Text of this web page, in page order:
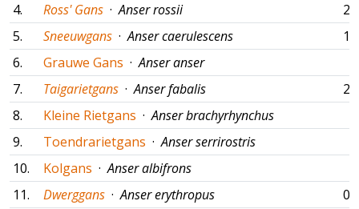
4.
Ross' Gans ·Anser rossii
5.
Sneeuwgans ·Anser caerulescens
6.
Grauwe Gans ·Anser anser
7.
Taigarietgans ·Anser fabalis
8.
Kleine Rietgans ·Anser brachyrhynchus
9.
Toendrarietgans ·Anser serrirostris
10.
Kolgans ·Anser albifrons
11.
Dwerggans ·Anser erythropus